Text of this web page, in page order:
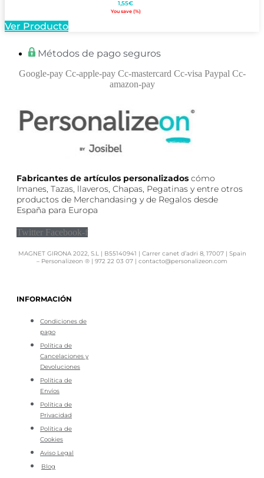
1,55€
You save (%)
Ver Producto
Métodos de pago seguros
Google-pay Cc-apple-pay Cc-mastercard Cc-visa Paypal Cc-
amazon-pay
Fabricantes de artículos personalizados cómo
Imanes, Tazas, llaveros, Chapas, Pegatinas y entre otros
productos de Merchandasing y de Regalos desde
España para Europa
Twitter Facebook-f
MAGNET GIRONA 2022, S.L | B55140941 | Carrer canet d’adri 8, 17007 | Spain
– Personalizeon ® | 972 22 03 07 | contacto@personalizeon.com
INFORMACIÓN
Condiciones de
pago
Política de
Cancelaciones y
Devoluciones
Política de
Envíos
Política de
Privacidad
Política de
Cookies
Aviso Legal
Blog